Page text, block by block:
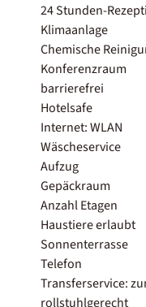
24 Stunden-
Klimaanlage
Chemische
Konferenzraum
barrierefrei
Hotelsafe
Internet: WLAN
Wäscheservice
Aufzug
Gepäckraum
Anzahl Etagen
Haustiere erlaubt
Sonnenterrasse
Telefon
Transferservice:
rollstuhlgerecht